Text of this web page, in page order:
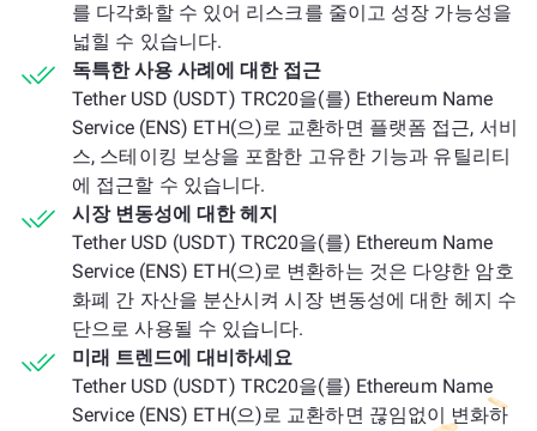
를 다각화할 수 있어 리스크를 줄이고 성장 가능성을
넓힐 수 있습니다.
독특한 사용 사례에 대한 접근
Tether USD (USDT) TRC20을(를) Ethereum Name
Service (ENS) ETH(으)로 교환하면 플랫폼 접근, 서비
스, 스테이킹 보상을 포함한 고유한 기능과 유틸리티
에 접근할 수 있습니다.
시장 변동성에 대한 헤지
Tether USD (USDT) TRC20을(를) Ethereum Name
Service (ENS) ETH(으)로 변환하는 것은 다양한 암호
화폐 간 자산을 분산시켜 시장 변동성에 대한 헤지 수
단으로 사용될 수 있습니다.
미래 트렌드에 대비하세요
Tether USD (USDT) TRC20을(를) Ethereum Name
Service (ENS) ETH(으)로 교환하면 끊임없이 변화하